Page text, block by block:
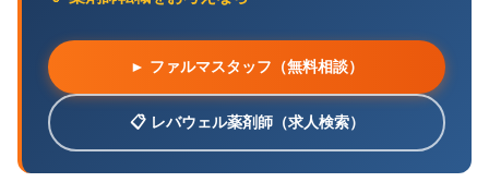
► ファルマスタッフ（無料相談）
📋 レバウェル薬剤師（求人検索）